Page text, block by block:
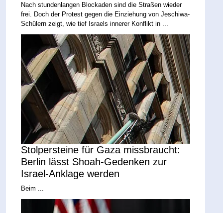
Nach stundenlangen Blockaden sind die Straßen wieder
frei. Doch der Protest gegen die Einziehung von Jeschiwa-
Schülern zeigt, wie tief Israels innerer Konflikt in ...
Stolpersteine für Gaza missbraucht:
Berlin lässt Shoah-Gedenken zur
Israel-Anklage werden
Beim ...